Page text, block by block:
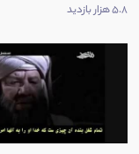
5.8 هزار بازدید